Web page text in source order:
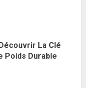
La Clé
Poids Durable